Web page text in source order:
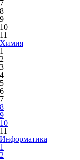
7
8
9
10
11
Химия
1
2
3
4
5
6
7
8
9
10
11
Информатика
1
2